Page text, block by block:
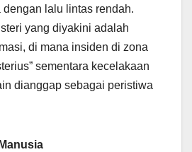
lalu lintas rendah.
yang diyakini adalah
di mana insiden di zona
sementara kecelakaan
dianggap sebagai peristiwa